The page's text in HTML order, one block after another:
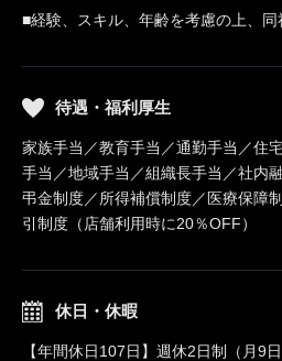
■経験、スキル、年齢を考慮の上、
待遇・福利厚生
家族手当／教育手当／通勤手当／住
手当／地域手当／組織長手当／社内
弔金制度／所得補償制度／医療保障
引制度（店舗利用時に20％OFF）
休日・休暇
【年間休日107日】週休2日制（月9